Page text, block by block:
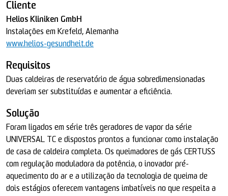
Cliente
Helios Kliniken GmbH
Instalações em Krefeld, Alemanha
www.helios-gesundheit.de
Requisitos
Duas caldeiras de reservatório de água sobredimensionadas
deveriam ser substituídas e aumentar a eficiência.
Solução
Foram ligados em série três geradores de vapor da série
UNIVERSAL TC e dispostos prontos a funcionar como instalação
de casa de caldeira completa. Os queimadores de gás CERTUSS
com regulação moduladora da potência, o inovador pré-
aquecimento do ar e a utilização da tecnologia de queima de
dois estágios oferecem vantagens imbatíveis no que respeita a